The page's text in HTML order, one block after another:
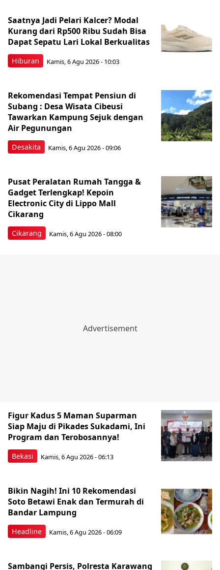
Hiburan
Saatnya Jadi Pelari Kalcer? Modal
Kurang dari Rp500 Ribu Sudah Bisa
Dapat Sepatu Lari Lokal Berkualitas
Kamis, 6 Agu 2026 - 10:03
Desakita
Rekomendasi Tempat Pensiun di
Subang : Desa Wisata Cibeusi
Tawarkan Kampung Sejuk dengan
Air Pegunungan
Kamis, 6 Agu 2026 - 09:06
Cikarang
Pusat Peralatan Rumah Tangga &
Gadget Terlengkap! Kepoin
Electronic City di Lippo Mall
Cikarang
Kamis, 6 Agu 2026 - 08:00
Bekasi
Figur Kadus 5 Maman Suparman
Siap Maju di Pikades Sukadami, Ini
Program dan Terobosannya!
Kamis, 6 Agu 2026 - 06:13
Headline
Bikin Nagih! Ini 10 Rekomendasi
Soto Betawi Enak dan Termurah di
Bandar Lampung
Kamis, 6 Agu 2026 - 06:09
Sambangi Persis, Polresta Karawang